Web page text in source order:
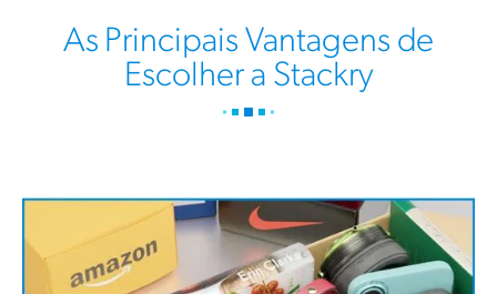
As Principais Vantagens de
Escolher a Stackry